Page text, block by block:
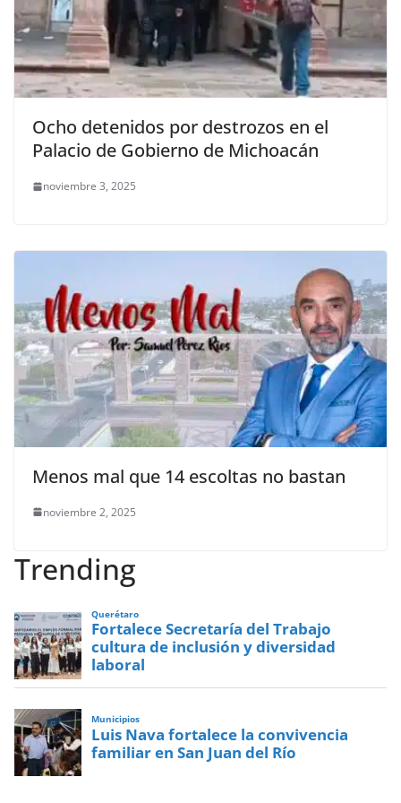
Ocho detenidos por destrozos en el
Palacio de Gobierno de Michoacán
noviembre 3, 2025
Menos mal que 14 escoltas no bastan
noviembre 2, 2025
Trending
Querétaro
Fortalece Secretaría del Trabajo
cultura de inclusión y diversidad
laboral
Municipios
Luis Nava fortalece la convivencia
familiar en San Juan del Río